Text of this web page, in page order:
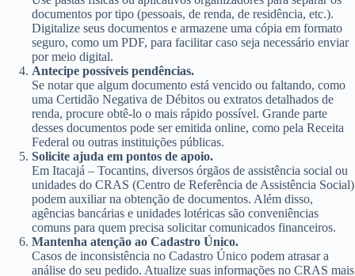
documentos por tipo (pessoais, de renda, de residência, etc.).
Digitalize seus documentos e armazene uma cópia em formato
seguro, como um PDF, para facilitar caso seja necessário enviar
por meio digital.
Antecipe possíveis pendências.
Se notar que algum documento está vencido ou faltando, como
uma Certidão Negativa de Débitos ou extratos detalhados de
renda, procure obtê-lo o mais rápido possível. Grande parte
desses documentos pode ser emitida online, como pela Receita
Federal ou outras instituições públicas.
Solicite ajuda em pontos de apoio.
Em Itacajá – Tocantins, diversos órgãos de assistência social ou
unidades do CRAS (Centro de Referência de Assistência Social)
podem auxiliar na obtenção de documentos. Além disso,
agências bancárias e unidades lotéricas são conveniências
comuns para quem precisa solicitar comunicados financeiros.
Mantenha atenção ao Cadastro Único.
Casos de inconsistência no Cadastro Único podem atrasar a
análise do seu pedido. Atualize suas informações no CRAS mais